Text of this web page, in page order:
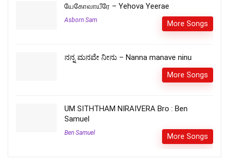
யேகோவாயீரே – Yehova Yeerae
Asborn Sam More Songs
ನನ್ನ ಮನವೇ ನೀನು – Nanna manave ninu
More Songs
UM SITHTHAM NIRAIVERA Bro : Ben
Samuel
Ben Samuel More Songs